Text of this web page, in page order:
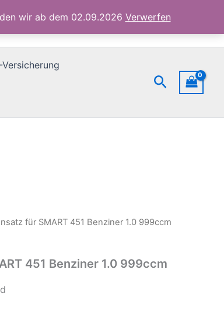
wir ab dem 02.09.2026 Verwerfen
Versicherung
Suchen
für SMART 451 Benziner 1.0 999ccm
451 Benziner 1.0 999ccm
1.0